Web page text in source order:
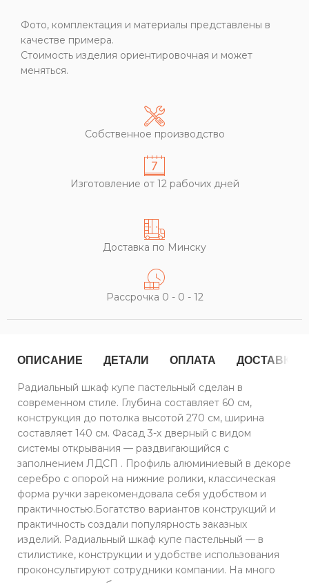
Фото, комплектация и материалы представлены в
качестве примера.
Стоимость изделия ориентировочная и может
меняться.
Собственное производство
Изготовление от 12 рабочих дней
Доставка по Минску
Рассрочка 0 - 0 - 12
ОПИСАНИЕ ДЕТАЛИ ОПЛАТА ДОСТАВКА
Радиальный шкаф купе пастельный сделан в
современном стиле. Глубина составляет 60 см,
конструкция до потолка высотой 270 см, ширина
составляет 140 см. Фасад 3-х дверный с видом
системы открывания — раздвигающийся с
заполнением ЛДСП . Профиль алюминиевый в декоре
серебро с опорой на нижние ролики, классическая
форма ручки зарекомендовала себя удобством и
практичностью.Богатство вариантов конструкций и
практичность создали популярность заказных
изделий. Радиальный шкаф купе пастельный — в
стилистике, конструкции и удобстве использования
проконсультируют сотрудники компании. На много